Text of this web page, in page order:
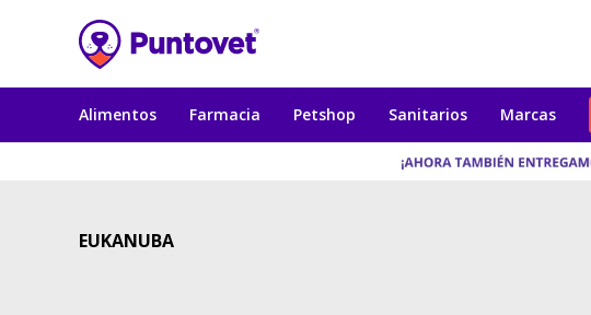
Alimentos Farmacia Petshop Sanitarios Marcas
EUKANUBA